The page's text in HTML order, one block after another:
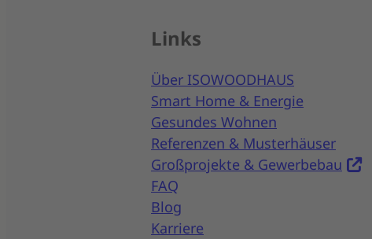
Links
Über ISOWOODHAUS
Smart Home & Energie
Gesundes Wohnen
Referenzen & Musterhäuser
Großprojekte & Gewerbebau
FAQ
Blog
Karriere